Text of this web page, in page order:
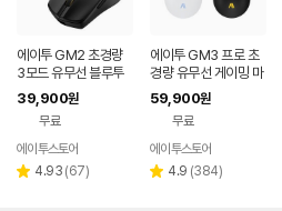
에이투 GM2 초경량
3모드 유무선 블루투
스 게이밍 마우스 노트
북 컴퓨터 FPS 발로란
39,900원
무료
에이투스토어
별 4.93 리
(67)
에이투 GM3 프로 초
경량 유무선 게이밍 마
우스 트리플모드 고감
도 USB 컴퓨터 PC 노
트북 GM3PRO
59,900원
무료
에이투스토어
별 4.9 리
(384)